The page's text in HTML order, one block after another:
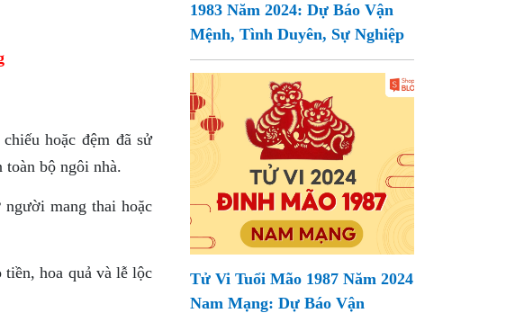
hoặc đệm đã sử
toàn bộ ngôi nhà.
mang thai hoặc
tiền, hoa quả và lễ lộc
1983 Năm 2024: Dự Báo Vận
Mệnh, Tình Duyên, Sự Nghiệp
Tử Vi Tuổi Mão 1987 Năm 2024
Nam Mạng: Dự Báo Vận